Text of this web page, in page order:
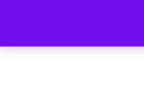
contenido